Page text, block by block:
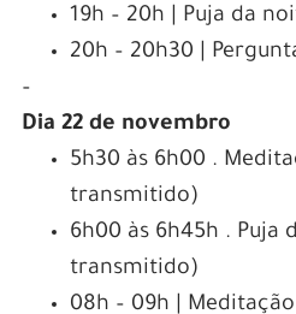
19h – 20h | Puja da
20h – 20h30 |
–
Dia 22 de novembro
5h30 às 6h00 .
transmitido)
6h00 às 6h45h . Puja
transmitido)
08h – 09h | Meditação